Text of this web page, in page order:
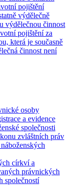
pojištění
výdělečně
výdělečnou činnost
pojištění za
která je současně
činnost není
osoby
a evidence
společnosti
zvláštních práv
církví a
právnických
společností